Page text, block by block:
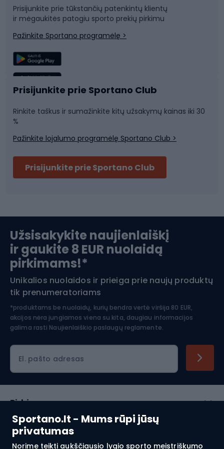
Sportano.lt - Mums rūpi jūsų
privatumas
Norime teikti aukščiausio lygio sporto meistriškumo
Laipiojimas
Žvejyba
Sportinė medicina
Snieglenčių sportas
Plaukimas
Komandinis sportas
Slidinėjimas
Apranga žiemos sportui
Šiaurietiškas ėjimas
Prisijunkite prie tūkstančių patenkintų klientų
ir mėgaukitės patogiu sporto prekių pirkimu
Pažinkite Sportano programėlę >
Prisijunkite prie Sportano Club
Rinkite taškus ir sumažinkite kitų užsakymų kainas iki 30
%
Pažinkite lojalumo programėlę Sportano Club >
Prisijunkite prie Sportano Club
Užsisakykite naujienlaiškį
ir gaukite 8 EUR nuolaidą
pirkimams!*
Unikalios nuolaidos ir prieiga prie naujų produktų
tik prenumeratoriams
*produktams be nuolaidų, kurių bendra vertė viršija 80 EUR,
akcijos nėra jungiamos viena su kita, daugiau informacijos
galima rasti Naujienlaiškio paslaugų reglamente.
El. pašto adresas
Pirkimas
Klientų aptarnavimas